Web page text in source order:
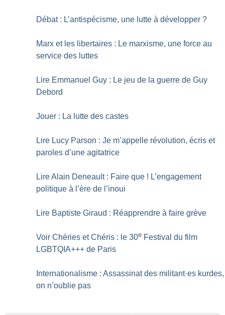
Débat : L’antispécisme, une lutte à développer ?
Marx et les libertaires : Le marxisme, une force au
service des luttes
Lire Emmanuel Guy : Le jeu de la guerre de Guy
Debord
Jouer : La lutte des castes
Lire Lucy Parson : Je m’appelle révolution, écris et
paroles d’une agitatrice
Lire Alain Deneault : Faire que ! L’engagement
politique à l’ère de l’inoui
Lire Baptiste Giraud : Réapprendre à faire grève
Voir Chéries et Chéris : le 30e Festival du film
LGBTQIA+++ de Paris
Internationalisme : Assassinat des militant·es kurdes,
on n’oublie pas